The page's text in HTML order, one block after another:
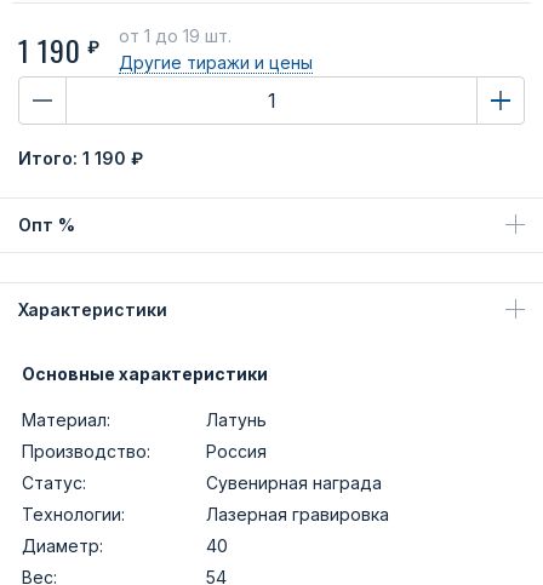
1 190 ₽
от 1 до 19 шт.
Другие тиражи и цены
Итого: 1 190 ₽
Опт %
Характеристики
Основные характеристики
Материал:
Латунь
Производство:
Россия
Статус:
Сувенирная награда
Технологии:
Лазерная гравировка
Диаметр:
40
Вес:
54